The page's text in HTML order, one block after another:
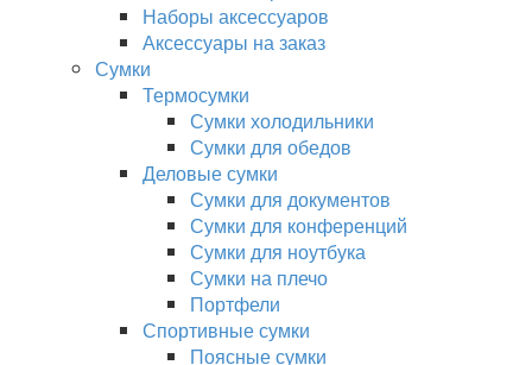
Наборы аксессуаров
Аксессуары на заказ
Сумки
Термосумки
Сумки холодильники
Сумки для обедов
Деловые сумки
Сумки для документов
Сумки для конференций
Сумки для ноутбука
Сумки на плечо
Портфели
Спортивные сумки
Поясные сумки